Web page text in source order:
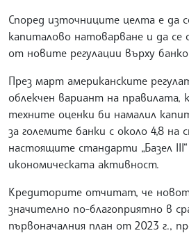
Според източниците целта е да
капиталово натоварване и да
от новите регулации върху
През март американските
облекчен вариант на правилата,
техните оценки би намалил
за големите банки с около 4,8 на
настоящите стандарти „Базел
икономическата активност.
Кредиторите отчитат, че
значително по-благоприятно в
първоначалния план от 2023 г.,